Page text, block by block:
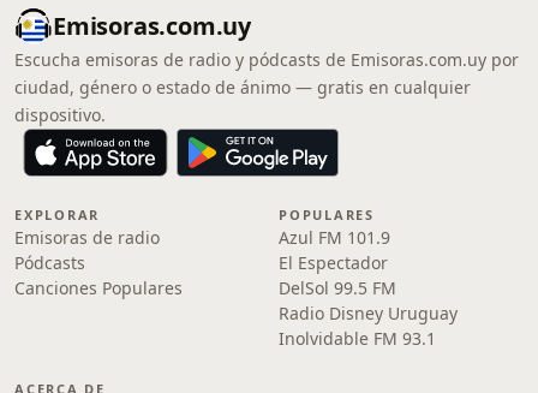
Emisoras.com.uy
Escucha emisoras de radio y pódcasts de Emisoras.com.uy por
ciudad, género o estado de ánimo — gratis en cualquier
dispositivo.
EXPLORAR
Emisoras de radio
Pódcasts
Canciones Populares
POPULARES
Azul FM 101.9
El Espectador
DelSol 99.5 FM
Radio Disney Uruguay
Inolvidable FM 93.1
ACERCA DE